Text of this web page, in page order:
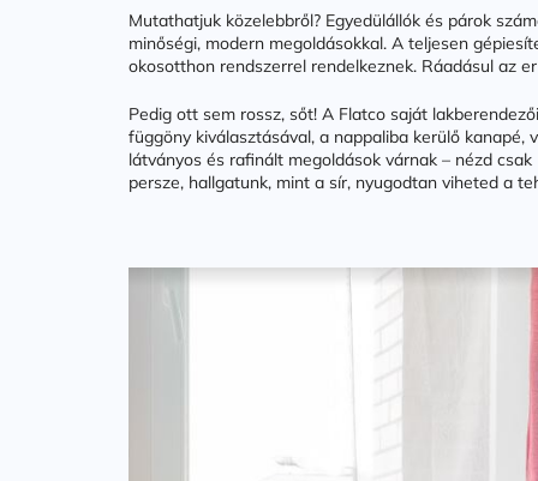
Mutathatjuk közelebbről? Egyedülállók és párok
minőségi, modern megoldásokkal. A teljesen
okosotthon rendszerrel rendelkeznek. Ráadásul az
Pedig ott sem rossz, sőt! A Flatco saját
függöny kiválasztásával, a nappaliba kerülő kanapé,
látványos és rafinált megoldások várnak – nézd
persze, hallgatunk, mint a sír, nyugodtan viheted a